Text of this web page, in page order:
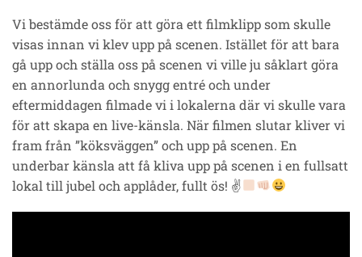
Vi bestämde oss för att göra ett filmklipp som skulle
visas innan vi klev upp på scenen. Istället för att bara
gå upp och ställa oss på scenen vi ville ju såklart göra
en annorlunda och snygg entré och under
eftermiddagen filmade vi i lokalerna där vi skulle vara
för att skapa en live-känsla. När filmen slutar kliver vi
fram från ”köksväggen” och upp på scenen. En
underbar känsla att få kliva upp på scenen i en fullsatt
lokal till jubel och applåder, fullt ös! ✌